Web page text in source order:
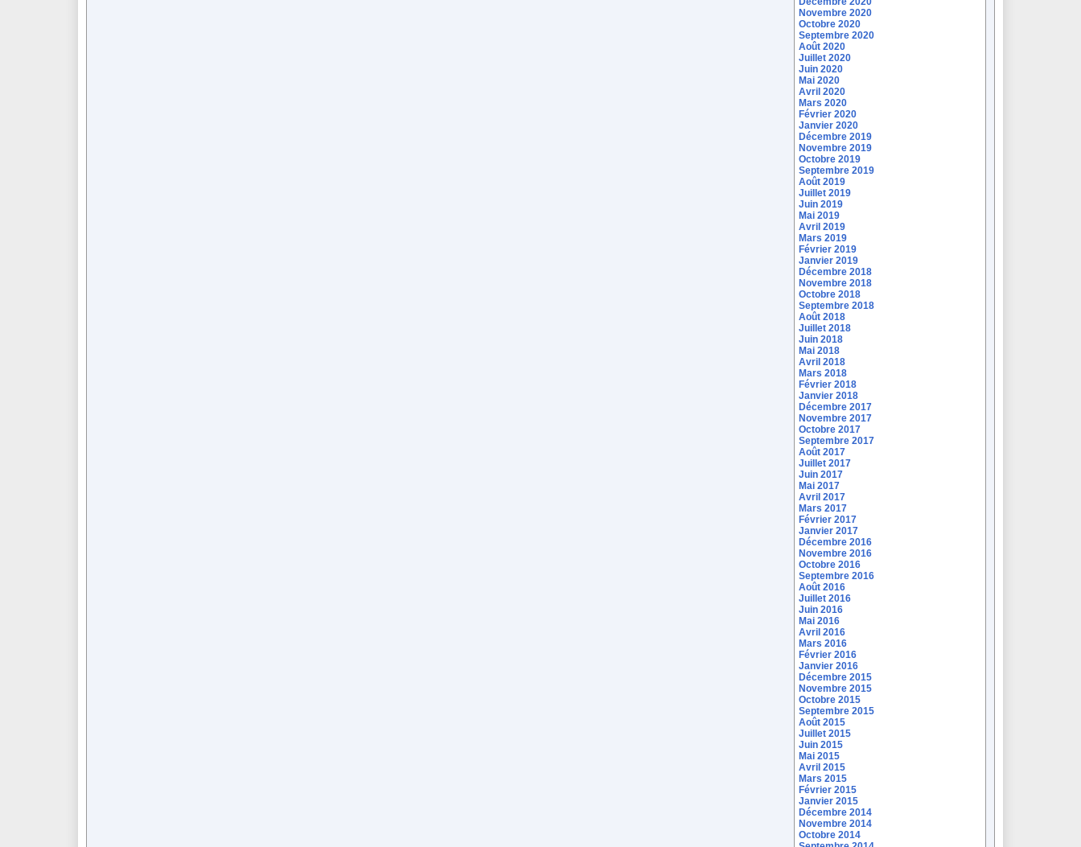
Novembre 2020
Octobre 2020
Septembre 2020
Août 2020
Juillet 2020
Juin 2020
Mai 2020
Avril 2020
Mars 2020
Février 2020
Janvier 2020
Décembre 2019
Novembre 2019
Octobre 2019
Septembre 2019
Août 2019
Juillet 2019
Juin 2019
Mai 2019
Avril 2019
Mars 2019
Février 2019
Janvier 2019
Décembre 2018
Novembre 2018
Octobre 2018
Septembre 2018
Août 2018
Juillet 2018
Juin 2018
Mai 2018
Avril 2018
Mars 2018
Février 2018
Janvier 2018
Décembre 2017
Novembre 2017
Octobre 2017
Septembre 2017
Août 2017
Juillet 2017
Juin 2017
Mai 2017
Avril 2017
Mars 2017
Février 2017
Janvier 2017
Décembre 2016
Novembre 2016
Octobre 2016
Septembre 2016
Août 2016
Juillet 2016
Juin 2016
Mai 2016
Avril 2016
Mars 2016
Février 2016
Janvier 2016
Décembre 2015
Novembre 2015
Octobre 2015
Septembre 2015
Août 2015
Juillet 2015
Juin 2015
Mai 2015
Avril 2015
Mars 2015
Février 2015
Janvier 2015
Décembre 2014
Novembre 2014
Octobre 2014